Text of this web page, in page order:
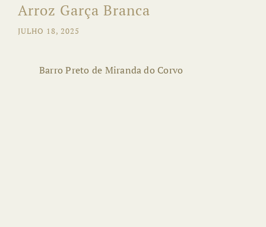
Arroz Garça Branca
JULHO 18, 2025
Barro Preto de Miranda do Corvo